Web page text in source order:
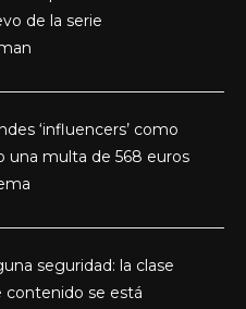
de la serie
‘influencers’ como
una multa de 568 euros
seguridad: la clase
contenido se está